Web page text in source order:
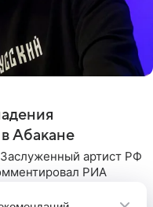
Абакане
артист РФ
РИА
славяне» он